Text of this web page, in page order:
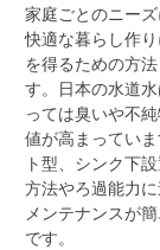
家庭ごとのニー
快適な暮らし作
を得るための方
す。日本の水道
っては臭いや不
値が高まってい
ト型、シンク下
方法やろ過能力
メンテナンスが
です。